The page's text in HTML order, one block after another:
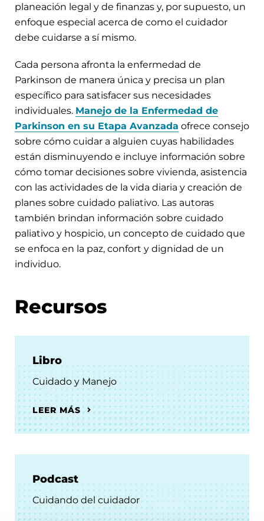
planeación legal y de finanzas y, por supuesto, un
enfoque especial acerca de como el cuidador
debe cuidarse a sí mismo.
Cada persona afronta la enfermedad de
Parkinson de manera única y precisa un plan
específico para satisfacer sus necesidades
individuales. Manejo de la Enfermedad de
Parkinson en su Etapa Avanzada ofrece consejo
sobre cómo cuidar a alguien cuyas habilidades
están disminuyendo e incluye información sobre
cómo tomar decisiones sobre vivienda, asistencia
con las actividades de la vida diaria y creación de
planes sobre cuidado paliativo. Las autoras
también brindan información sobre cuidado
paliativo y hospicio, un concepto de cuidado que
se enfoca en la paz, confort y dignidad de un
individuo.
Recursos
Libro
Cuidado y Manejo
LEER MÁS
Podcast
Cuidando del cuidador